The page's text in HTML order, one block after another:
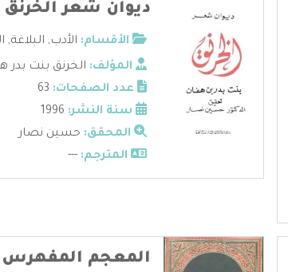
ديوان شعر
الأقسام: الأدب, البلاغة,
المؤلف: الخرنق بنت بدر
عدد الصفحات:
سنة النشر:
المحقق: حسين نصار
المترجم: ---
المعجم المفهرس